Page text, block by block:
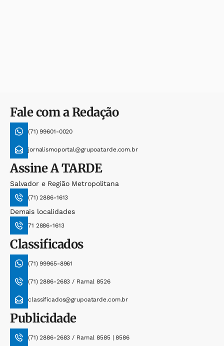
Fale com a Redação
(71) 99601-0020
jornalismoportal@grupoatarde.com.br
AssineA TARDE
Salvador e Região Metropolitana
(71) 2886-1613
Demais localidades
71 2886-1613
Classificados
(71) 99965-8961
(71) 2886-2683 / Ramal 8526
classificados@grupoatarde.com.br
Publicidade
(71) 2886-2683 / Ramal 8585 | 8586